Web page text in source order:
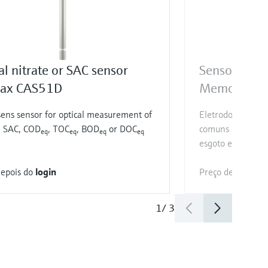
nitrate or SAC sensor
CAS51D
sensor for optical measurement of
CODeq, TOCeq, BODeqor DOCeq
do login
Sensor de
Memosens
Eletrodo de pH
comuns em
esgoto e
Preço depois do
1/ 3